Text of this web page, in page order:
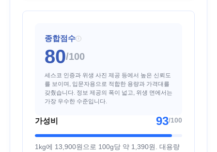
종합점수 i
80/100
세스코 인증과 위생 사진 제공 등에서 높은 신뢰도
를 보이며, 입문자용으로 적합한 용량과 가격대를
갖췄습니다. 정보 제공의 폭이 넓고, 위생 면에서는
가장 우수한 수준입니다.
가성비 93/100
1kg에 13,900원으로 100g당 약 1,390원. 대용량